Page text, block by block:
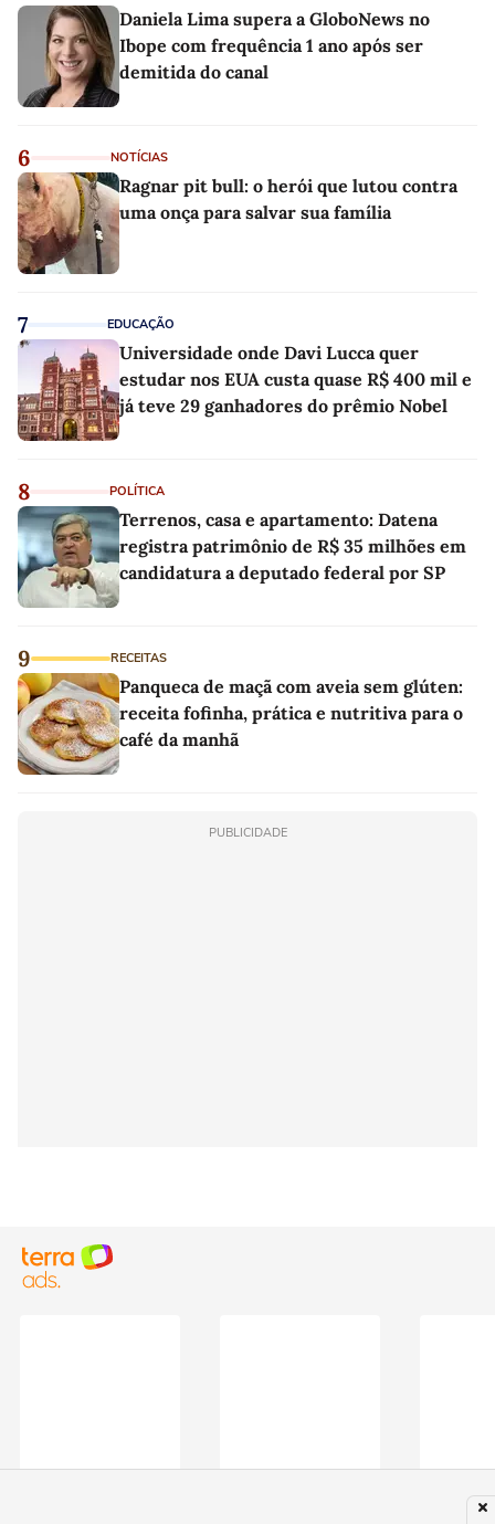
Daniela Lima supera a GloboNews no
Ibope com frequência 1 ano após ser
demitida do canal
6 NOTÍCIAS
Ragnar pit bull: o herói que lutou contra
uma onça para salvar sua família
7 EDUCAÇÃO
Universidade onde Davi Lucca quer
estudar nos EUA custa quase R$ 400 mil e
já teve 29 ganhadores do prêmio Nobel
8 POLÍTICA
Terrenos, casa e apartamento: Datena
registra patrimônio de R$ 35 milhões em
candidatura a deputado federal por SP
9 RECEITAS
Panqueca de maçã com aveia sem glúten:
receita fofinha, prática e nutritiva para o
café da manhã
PUBLICIDADE